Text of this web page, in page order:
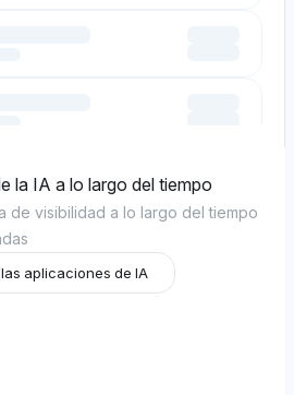
la IA a lo largo del tiempo
de visibilidad a lo largo del tiempo
aplicaciones de IA